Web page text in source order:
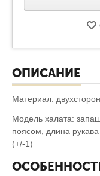
ОПИСАНИЕ
Материал:
Модель халата:
поясом, длина
(+/-1)